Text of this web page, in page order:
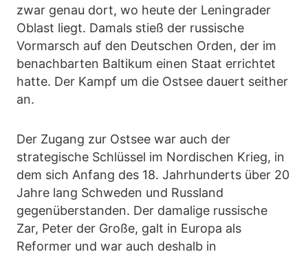
zwar genau dort, wo heute der Leningrader
Oblast liegt. Damals stieß der russische
Vormarsch auf den Deutschen Orden, der im
benachbarten Baltikum einen Staat errichtet
hatte. Der Kampf um die Ostsee dauert seither
an.
Der Zugang zur Ostsee war auch der
strategische Schlüssel im Nordischen Krieg, in
dem sich Anfang des 18. Jahrhunderts über 20
Jahre lang Schweden und Russland
gegenüberstanden. Der damalige russische
Zar, Peter der Große, galt in Europa als
Reformer und war auch deshalb in